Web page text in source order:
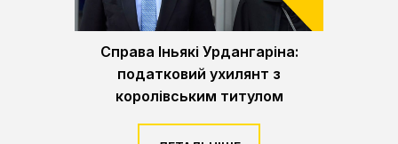
Справа Іньякі Урдангаріна:
податковий ухилянт з
королівським титулом